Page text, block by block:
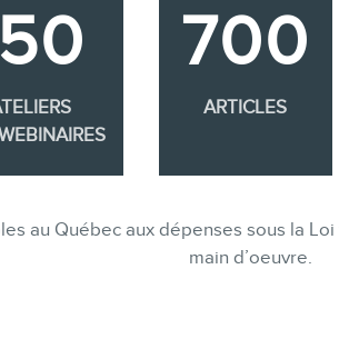
700
ARTICLES
au Québec aux dépenses sous la
main d’oeuvre.